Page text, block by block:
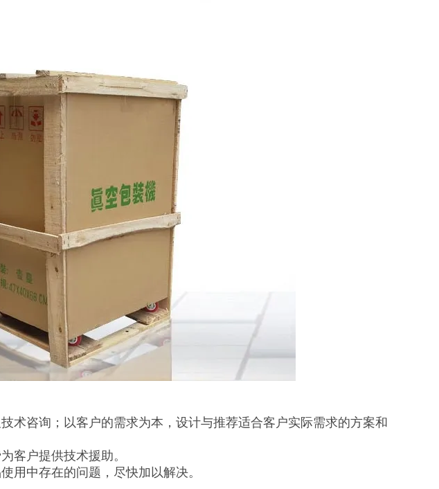
术咨询；以客户的需求为本，设计与推荐适合客户实际需求的方案和
客户提供技术援助。
用中存在的问题，尽快加以解决。